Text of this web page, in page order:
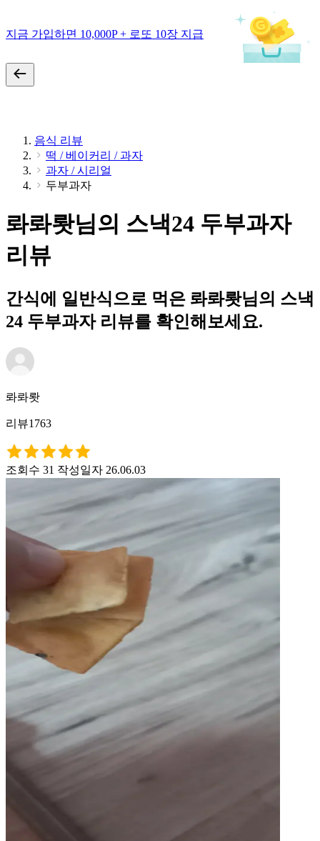
지금 가입하면 10,000P + 로또 10장 지급
음식 리뷰
떡 / 베이커리 / 과자
과자 / 시리얼
두부과자
롸롸뢋님의 스낵24 두부과자
리뷰
간식에 일반식으로 먹은 롸롸뢋님의 스낵
24 두부과자 리뷰를 확인해보세요.
롸롸뢋
리뷰1763
조회수 31 작성일자 26.06.03